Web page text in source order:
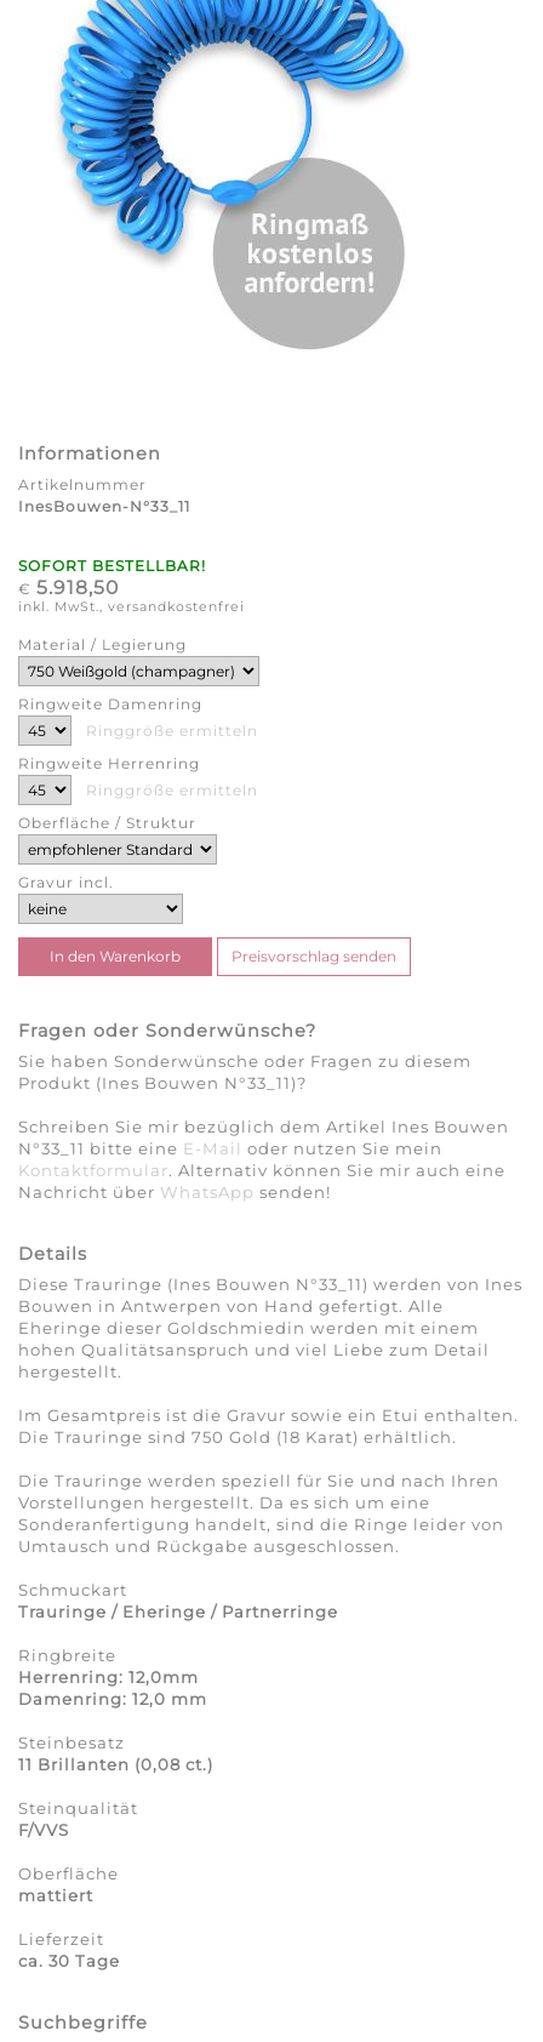
Informationen
Artikelnummer
InesBouwen-N°33_11
SOFORT BESTELLBAR!
€ 5.918,50
inkl. MwSt., versandkostenfrei
Material / Legierung
Ringweite Damenring
Ringgröße ermitteln
Ringweite Herrenring
Ringgröße ermitteln
Oberfläche / Struktur
Gravur incl.
Fragen oder Sonderwünsche?
Sie haben Sonderwünsche oder Fragen zu diesem
Produkt (Ines Bouwen N°33_11)?
Schreiben Sie mir bezüglich dem Artikel Ines Bouwen
N°33_11 bitte eine E-Mail oder nutzen Sie mein
Kontaktformular. Alternativ können Sie mir auch eine
Nachricht über WhatsApp senden!
Details
Diese Trauringe (Ines Bouwen N°33_11) werden von Ines
Bouwen in Antwerpen von Hand gefertigt. Alle
Eheringe dieser Goldschmiedin werden mit einem
hohen Qualitätsanspruch und viel Liebe zum Detail
hergestellt.
Im Gesamtpreis ist die Gravur sowie ein Etui enthalten.
Die Trauringe sind 750 Gold (18 Karat) erhältlich.
Die Trauringe werden speziell für Sie und nach Ihren
Vorstellungen hergestellt. Da es sich um eine
Sonderanfertigung handelt, sind die Ringe leider von
Umtausch und Rückgabe ausgeschlossen.
Schmuckart
Trauringe / Eheringe / Partnerringe
Ringbreite
Herrenring: 12,0mm
Damenring: 12,0 mm
Steinbesatz
11 Brillanten (0,08 ct.)
Steinqualität
F/VVS
Oberfläche
mattiert
Lieferzeit
ca. 30 Tage
Suchbegriffe